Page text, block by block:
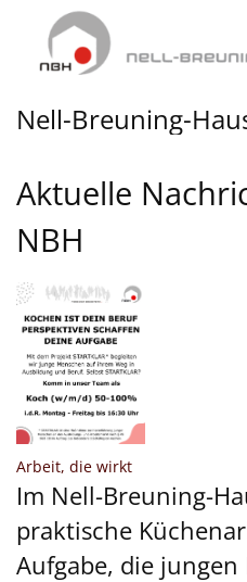
Zum Inhalt springen
Nell-Breuning-
Aktuelle
NBH
Arbeit, die wirkt:
Im Nell-Breuning-
praktische
Aufgabe, die